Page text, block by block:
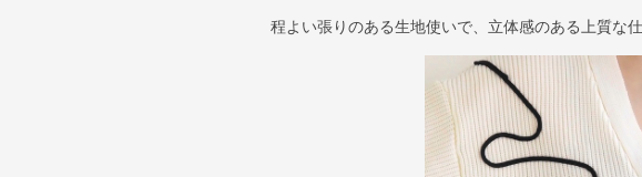
程よい張りのある生地使いで、立体感のある上質な